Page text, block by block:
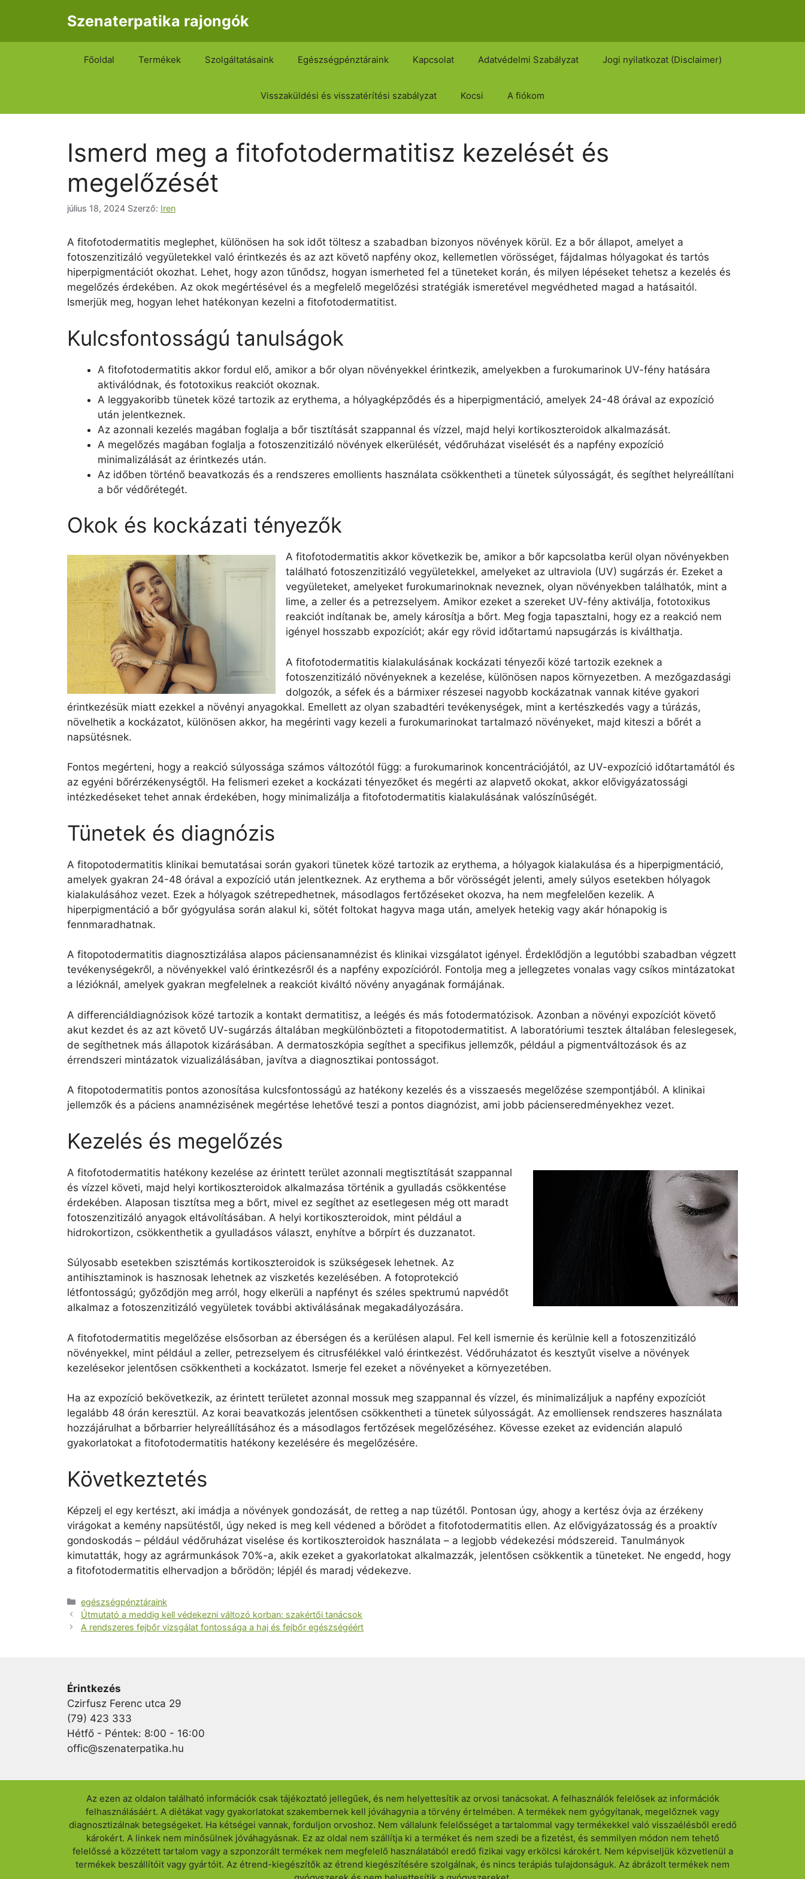
Szenaterpatika rajongók
Főoldal Termékek Szolgáltatásaink Egészségpénztáraink Kapcsolat Adatvédelmi Szabályzat Jogi nyilatkozat (Disclaimer)
Visszaküldési és visszatérítési szabályzat Kocsi A fiókom
Ismerd meg a fitofotodermatitisz kezelését és
megelőzését
július 18, 2024 Szerző: Iren
A fitofotodermatitis meglephet, különösen ha sok időt töltesz a szabadban bizonyos növények körül. Ez a bőr állapot, amelyet a
fotoszenzitizáló vegyületekkel való érintkezés és az azt követő napfény okoz, kellemetlen vörösséget, fájdalmas hólyagokat és tartós
hiperpigmentációt okozhat. Lehet, hogy azon tűnődsz, hogyan ismerheted fel a tüneteket korán, és milyen lépéseket tehetsz a kezelés és
megelőzés érdekében. Az okok megértésével és a megfelelő megelőzési stratégiák ismeretével megvédheted magad a hatásaitól.
Ismerjük meg, hogyan lehet hatékonyan kezelni a fitofotodermatitist.
Kulcsfontosságú tanulságok
A fitofotodermatitis akkor fordul elő, amikor a bőr olyan növényekkel érintkezik, amelyekben a furokumarinok UV-fény hatására
aktiválódnak, és fototoxikus reakciót okoznak.
A leggyakoribb tünetek közé tartozik az erythema, a hólyagképződés és a hiperpigmentáció, amelyek 24-48 órával az expozíció
után jelentkeznek.
Az azonnali kezelés magában foglalja a bőr tisztítását szappannal és vízzel, majd helyi kortikoszteroidok alkalmazását.
A megelőzés magában foglalja a fotoszenzitizáló növények elkerülését, védőruházat viselését és a napfény expozíció
minimalizálását az érintkezés után.
Az időben történő beavatkozás és a rendszeres emollients használata csökkentheti a tünetek súlyosságát, és segíthet helyreállítani
a bőr védőrétegét.
Okok és kockázati tényezők
A fitofotodermatitis akkor következik be, amikor a bőr kapcsolatba kerül olyan növényekben
található fotoszenzitizáló vegyületekkel, amelyeket az ultraviola (UV) sugárzás ér. Ezeket a
vegyületeket, amelyeket furokumarinoknak neveznek, olyan növényekben találhatók, mint a
lime, a zeller és a petrezselyem. Amikor ezeket a szereket UV-fény aktiválja, fototoxikus
reakciót indítanak be, amely károsítja a bőrt. Meg fogja tapasztalni, hogy ez a reakció nem
igényel hosszabb expozíciót; akár egy rövid időtartamú napsugárzás is kiválthatja.
A fitofotodermatitis kialakulásának kockázati tényezői közé tartozik ezeknek a
fotoszenzitizáló növényeknek a kezelése, különösen napos környezetben. A mezőgazdasági
dolgozók, a séfek és a bármixer részesei nagyobb kockázatnak vannak kitéve gyakori
érintkezésük miatt ezekkel a növényi anyagokkal. Emellett az olyan szabadtéri tevékenységek, mint a kertészkedés vagy a túrázás,
növelhetik a kockázatot, különösen akkor, ha megérinti vagy kezeli a furokumarinokat tartalmazó növényeket, majd kiteszi a bőrét a
napsütésnek.
Fontos megérteni, hogy a reakció súlyossága számos változótól függ: a furokumarinok koncentrációjától, az UV-expozíció időtartamától és
az egyéni bőrérzékenységtől. Ha felismeri ezeket a kockázati tényezőket és megérti az alapvető okokat, akkor elővigyázatossági
intézkedéseket tehet annak érdekében, hogy minimalizálja a fitofotodermatitis kialakulásának valószínűségét.
Tünetek és diagnózis
A fitopotodermatitis klinikai bemutatásai során gyakori tünetek közé tartozik az erythema, a hólyagok kialakulása és a hiperpigmentáció,
amelyek gyakran 24-48 órával a expozíció után jelentkeznek. Az erythema a bőr vörösségét jelenti, amely súlyos esetekben hólyagok
kialakulásához vezet. Ezek a hólyagok szétrepedhetnek, másodlagos fertőzéseket okozva, ha nem megfelelően kezelik. A
hiperpigmentáció a bőr gyógyulása során alakul ki, sötét foltokat hagyva maga után, amelyek hetekig vagy akár hónapokig is
fennmaradhatnak.
A fitopotodermatitis diagnosztizálása alapos páciensanamnézist és klinikai vizsgálatot igényel. Érdeklődjön a legutóbbi szabadban végzett
tevékenységekről, a növényekkel való érintkezésről és a napfény expozícióról. Fontolja meg a jellegzetes vonalas vagy csíkos mintázatokat
a lézióknál, amelyek gyakran megfelelnek a reakciót kiváltó növény anyagának formájának.
A differenciáldiagnózisok közé tartozik a kontakt dermatitisz, a leégés és más fotodermatózisok. Azonban a növényi expozíciót követő
akut kezdet és az azt követő UV-sugárzás általában megkülönbözteti a fitopotodermatitist. A laboratóriumi tesztek általában feleslegesek,
de segíthetnek más állapotok kizárásában. A dermatoszkópia segíthet a specifikus jellemzők, például a pigmentváltozások és az
érrendszeri mintázatok vizualizálásában, javítva a diagnosztikai pontosságot.
A fitopotodermatitis pontos azonosítása kulcsfontosságú az hatékony kezelés és a visszaesés megelőzése szempontjából. A klinikai
jellemzők és a páciens anamnézisének megértése lehetővé teszi a pontos diagnózist, ami jobb pácienseredményekhez vezet.
Kezelés és megelőzés
A fitofotodermatitis hatékony kezelése az érintett terület azonnali megtisztítását szappannal
és vízzel követi, majd helyi kortikoszteroidok alkalmazása történik a gyulladás csökkentése
érdekében. Alaposan tisztítsa meg a bőrt, mivel ez segíthet az esetlegesen még ott maradt
fotoszenzitizáló anyagok eltávolításában. A helyi kortikoszteroidok, mint például a
hidrokortizon, csökkenthetik a gyulladásos választ, enyhítve a bőrpírt és duzzanatot.
Súlyosabb esetekben szisztémás kortikoszteroidok is szükségesek lehetnek. Az
antihisztaminok is hasznosak lehetnek az viszketés kezelésében. A fotoprotekció
létfontosságú; győződjön meg arról, hogy elkerüli a napfényt és széles spektrumú napvédőt
alkalmaz a fotoszenzitizáló vegyületek további aktiválásának megakadályozására.
A fitofotodermatitis megelőzése elsősorban az éberségen és a kerülésen alapul. Fel kell ismernie és kerülnie kell a fotoszenzitizáló
növényekkel, mint például a zeller, petrezselyem és citrusfélékkel való érintkezést. Védőruházatot és kesztyűt viselve a növények
kezelésekor jelentősen csökkentheti a kockázatot. Ismerje fel ezeket a növényeket a környezetében.
Ha az expozíció bekövetkezik, az érintett területet azonnal mossuk meg szappannal és vízzel, és minimalizáljuk a napfény expozíciót
legalább 48 órán keresztül. Az korai beavatkozás jelentősen csökkentheti a tünetek súlyosságát. Az emolliensek rendszeres használata
hozzájárulhat a bőrbarrier helyreállításához és a másodlagos fertőzések megelőzéséhez. Kövesse ezeket az evidencián alapuló
gyakorlatokat a fitofotodermatitis hatékony kezelésére és megelőzésére.
Következtetés
Képzelj el egy kertészt, aki imádja a növények gondozását, de retteg a nap tüzétől. Pontosan úgy, ahogy a kertész óvja az érzékeny
virágokat a kemény napsütéstől, úgy neked is meg kell védened a bőrödet a fitofotodermatitis ellen. Az elővigyázatosság és a proaktív
gondoskodás – például védőruházat viselése és kortikoszteroidok használata – a legjobb védekezési módszereid. Tanulmányok
kimutatták, hogy az agrármunkások 70%-a, akik ezeket a gyakorlatokat alkalmazzák, jelentősen csökkentik a tüneteket. Ne engedd, hogy
a fitofotodermatitis elhervadjon a bőrödön; lépjél és maradj védekezve.
Kategória
egészségpénztáraink
Útmutató a meddig kell védekezni változó korban: szakértői tanácsok
A rendszeres fejbőr vizsgálat fontossága a haj és fejbőr egészségéért
Érintkezés
Czirfusz Ferenc utca 29
(79) 423 333
Hétfő - Péntek: 8:00 - 16:00
offic@szenaterpatika.hu
Az ezen az oldalon található információk csak tájékoztató jellegűek, és nem helyettesítik az orvosi tanácsokat. A felhasználók felelősek az információk
felhasználásáért. A diétákat vagy gyakorlatokat szakembernek kell jóváhagynia a törvény értelmében. A termékek nem gyógyítanak, megelőznek vagy
diagnosztizálnak betegségeket. Ha kétségei vannak, forduljon orvoshoz. Nem vállalunk felelősséget a tartalommal vagy termékekkel való visszaélésből eredő
károkért. A linkek nem minősülnek jóváhagyásnak. Ez az oldal nem szállítja ki a terméket és nem szedi be a fizetést, és semmilyen módon nem tehető
felelőssé a közzétett tartalom vagy a szponzorált termékek nem megfelelő használatából eredő fizikai vagy erkölcsi károkért. Nem képviseljük közvetlenül a
termékek beszállítóit vagy gyártóit. Az étrend-kiegészítők az étrend kiegészítésére szolgálnak, és nincs terápiás tulajdonságuk. Az ábrázolt termékek nem